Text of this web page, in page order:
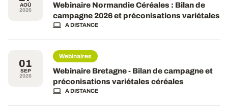
AOÛ
2026
Webinaire Normandie Céréales : Bilan de
campagne 2026 et préconisations variétales
A DISTANCE
01
SEP
2026
Webinaires
Webinaire Bretagne - Bilan de campagne et
préconisations variétales céréales
A DISTANCE